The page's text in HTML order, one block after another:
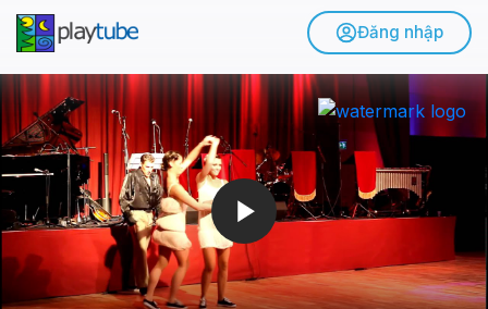
Đăng nhập
V
d
o